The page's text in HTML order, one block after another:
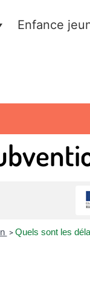
Enfance
> Quels sont les